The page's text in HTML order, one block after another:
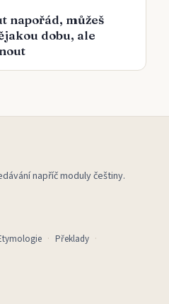
napořád, můžeš
dobu, ale
napříč moduly češtiny.
Překlady